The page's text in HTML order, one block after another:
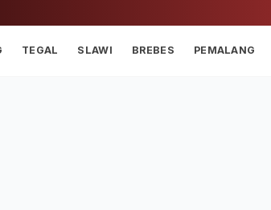
TEGAL SLAWI BREBES PEMALANG